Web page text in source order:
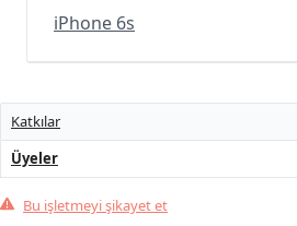
iPhone 6s
Katkılar
Üyeler
Bu işletmeyi şikayet et